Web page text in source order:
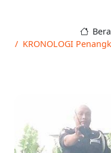
KRONOLOGI